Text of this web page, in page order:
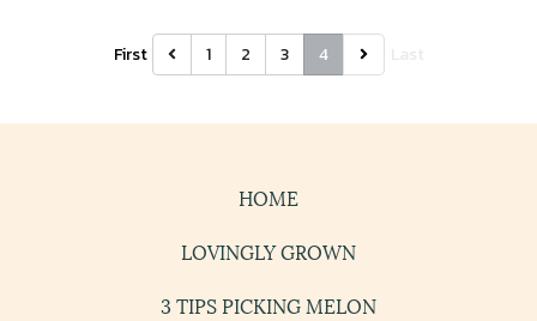
First 1 2 3 4
HOME
LOVINGLY GROWN
3 TIPS PICKING MELON